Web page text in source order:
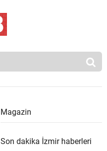
Magazin
Son dakika İzmir haberleri